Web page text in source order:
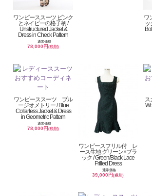
ワンピーススーツ ピンク
とネイビーの格子柄 /
Unstructured Jacket &
Dress in Check Pattern
通常価格
78,000円(税別)
ワ
ッ
ワンピーススーツ ブル
ージオメトリー / Blue
Collarless Jacket & Dress
in Geometric Pattern
通常価格
78,000円(税別)
ワンピースフリル付 レ
ース生地 グリーン×ブラ
ック / Green/Black Lace
Frilled Dress
通常価格
39,000円(税別)
ス